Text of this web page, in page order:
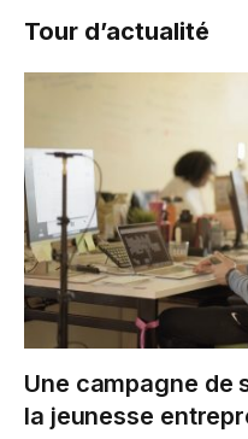
Tour d’actualité
Une campagne de
la jeunesse